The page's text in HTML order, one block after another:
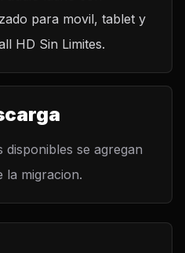
para movil, tablet y
HD Sin Limites.
disponibles se agregan
la migracion.